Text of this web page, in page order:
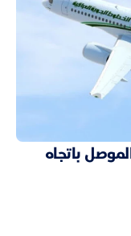
باتجاه